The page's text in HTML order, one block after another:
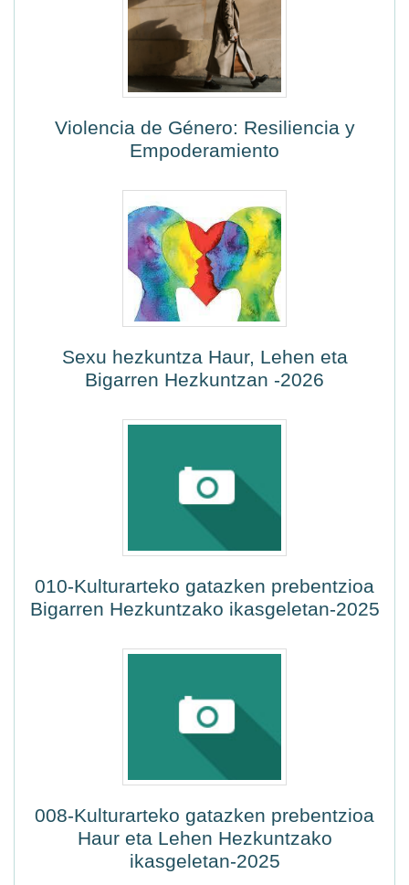
Violencia de Género: Resiliencia y
Empoderamiento
Sexu hezkuntza Haur, Lehen eta
Bigarren Hezkuntzan -2026
010-Kulturarteko gatazken prebentzioa
Bigarren Hezkuntzako ikasgeletan-2025
008-Kulturarteko gatazken prebentzioa
Haur eta Lehen Hezkuntzako
ikasgeletan-2025